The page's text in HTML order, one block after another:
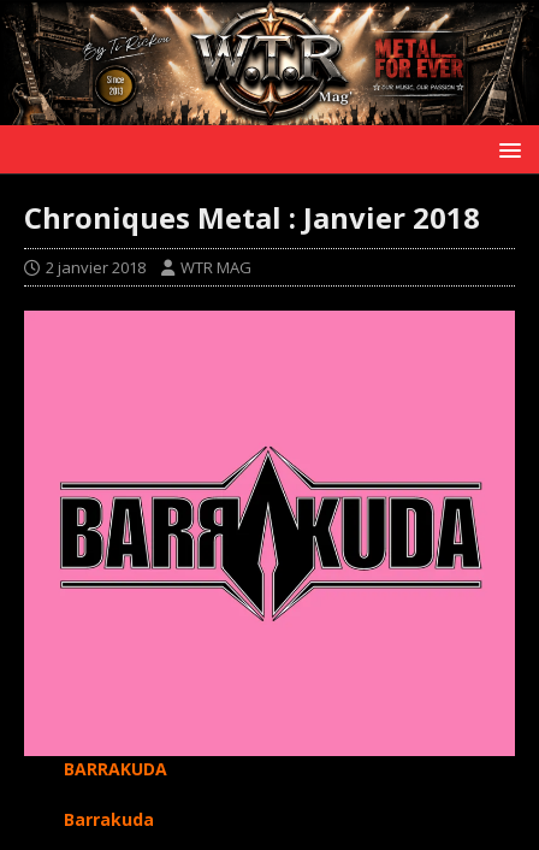
Chroniques Metal : Janvier 2018
2 janvier 2018 WTR MAG
BARRAKUDA
Barrakuda